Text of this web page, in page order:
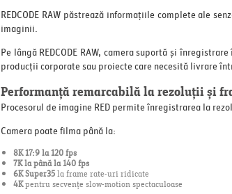
REDCODE RAW păstrează informațiile complete ale
imaginii.
Pe lângă REDCODE RAW, camera suportă și
producții corporate sau proiecte care necesită livrare
Performanță remarcabilă la rezoluții și
Procesorul de imagine RED permite înregistrarea la
Camera poate filma până la:
8K 17:9 la 120 fps
7K la până la 140 fps
6K Super35la frame rate-uri ridicate
4Kpentru secvențe slow-motion spectaculoase